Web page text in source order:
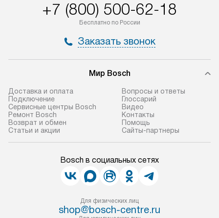
+7 (800) 500-62-18
Бесплатно по России
Заказать звонок
Мир Bosch
Доставка и оплата
Подключение
Сервисные центры Bosch
Ремонт Bosch
Возврат и обмен
Статьи и акции
Вопросы и ответы
Глоссарий
Видео
Контакты
Помощь
Сайты-партнеры
Bosch в социальных сетях
Для физических лиц
shop@bosch-centre.ru